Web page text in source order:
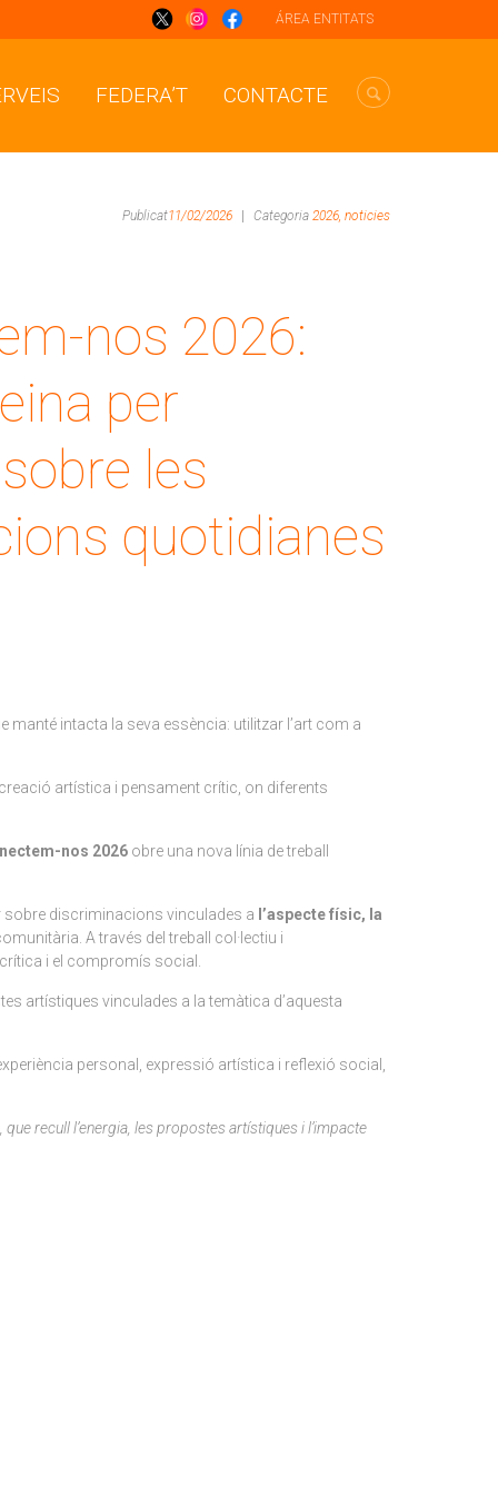
ÁREA ENTITATS
FEDERA’T CONTACTE
Publicat11/02/2026 Categoria 2026, noticies
nos 2026:
per
les
quotidianes
intacta la seva essència: utilitzar l’art com a
artística i pensament crític, on diferents
nos 2026 obre una nova línia de treball
sobre discriminacions vinculades a l’aspecte físic, la
A través del treball col·lectiu i
i el compromís social.
artístiques vinculades a la temàtica d’aquesta
personal, expressió artística i reflexió social,
recull l’energia, les propostes artístiques i l’impacte